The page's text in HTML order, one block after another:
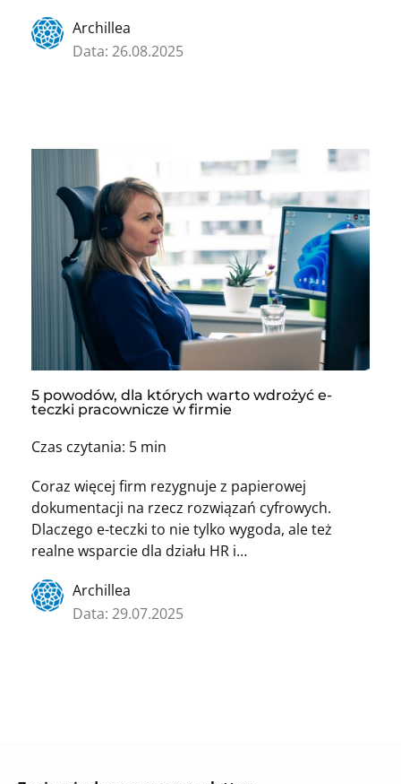
Archillea
Data: 26.08.2025
5 powodów, dla których warto wdrożyć e-
teczki pracownicze w firmie
Czas czytania: 5 min
Coraz więcej firm rezygnuje z papierowej
dokumentacji na rzecz rozwiązań cyfrowych.
Dlaczego e-teczki to nie tylko wygoda, ale też
realne wsparcie dla działu HR i…
Archillea
Data: 29.07.2025